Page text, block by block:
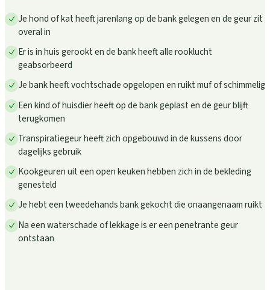
Je hond of kat heeft jarenlang op de bank gelegen en de geur zit
overal in
Er is in huis gerookt en de bank heeft alle rooklucht
geabsorbeerd
Je bank heeft vochtschade opgelopen en ruikt muf of schimmelig
Een kind of huisdier heeft op de bank geplast en de geur blijft
terugkomen
Transpiratiegeur heeft zich opgebouwd in de kussens door
dagelijks gebruik
Kookgeuren uit een open keuken hebben zich in de bekleding
genesteld
Je hebt een tweedehands bank gekocht die onaangenaam ruikt
Na een waterschade of lekkage is er een penetrante geur
ontstaan